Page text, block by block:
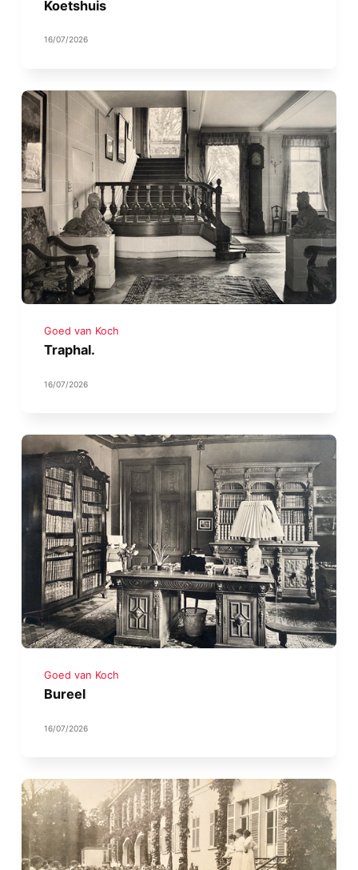
Koetshuis
16/07/2026
Goed van Koch
Traphal.
16/07/2026
Goed van Koch
Bureel
16/07/2026